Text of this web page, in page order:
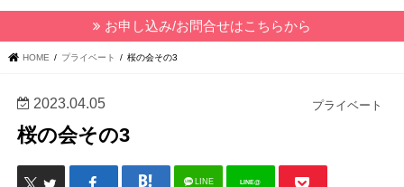
お申し込み/お問合せはこちらから
HOME プライベート 桜の会その3
プライベート
2023.04.05
桜の会その3
LINE LINE@